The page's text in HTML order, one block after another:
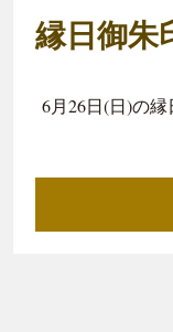
縁日御朱
6月26日(日)の